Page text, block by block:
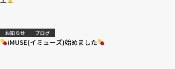
お知らせ ブログ
iMUSE(イミューズ)始めました